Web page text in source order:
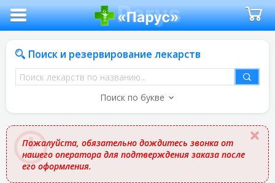
Поиск и резервирование лекарств
Поиск
лекарств
названию
Поиск по букве
Пожалуйста, обязательно дождитесь звонка от
нашего оператора для подтверждения заказа после
его оформления.